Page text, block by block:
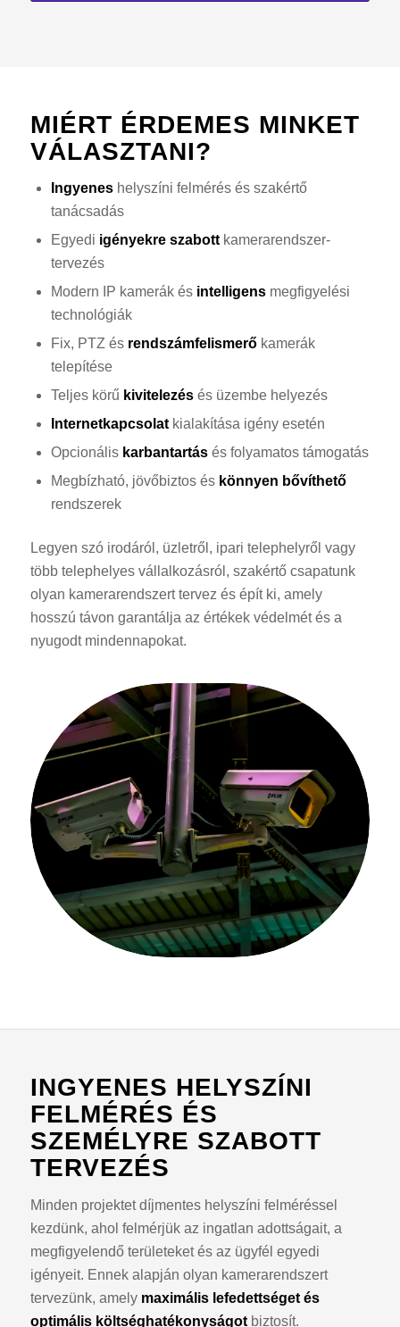
MIÉRT ÉRDEMES MINKET
VÁLASZTANI?
Ingyeneshelyszíni felmérés és szakértő
tanácsadás
Egyedi igényekre szabottkamerarendszer-
tervezés
Modern IP kamerák és intelligensmegfigyelési
technológiák
Fix, PTZ és rendszámfelismerőkamerák
telepítése
Teljes körű kivitelezésés üzembe helyezés
Internetkapcsolatkialakítása igény esetén
Opcionális karbantartásés folyamatos támogatás
Megbízható, jövőbiztos és könnyen bővíthető
rendszerek
Legyen szó irodáról, üzletről, ipari telephelyről vagy
több telephelyes vállalkozásról, szakértő csapatunk
olyan kamerarendszert tervez és épít ki, amely
hosszú távon garantálja az értékek védelmét és a
nyugodt mindennapokat.
INGYENES HELYSZÍNI
FELMÉRÉS ÉS
SZEMÉLYRE SZABOTT
TERVEZÉS
Minden projektet díjmentes helyszíni felméréssel
kezdünk, ahol felmérjük az ingatlan adottságait, a
megfigyelendő területeket és az ügyfél egyedi
igényeit. Ennek alapján olyan kamerarendszert
tervezünk, amely maximális lefedettséget és
optimális költséghatékonyságotbiztosít.